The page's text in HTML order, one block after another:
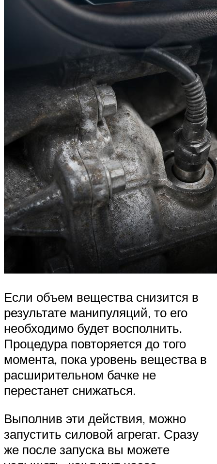
Если объем вещества снизится в
результате манипуляций, то его
необходимо будет восполнить.
Процедура повторяется до того
момента, пока уровень вещества в
расширительном бачке не
перестанет снижаться.
Выполнив эти действия, можно
запустить силовой агрегат. Сразу
же после запуска вы можете